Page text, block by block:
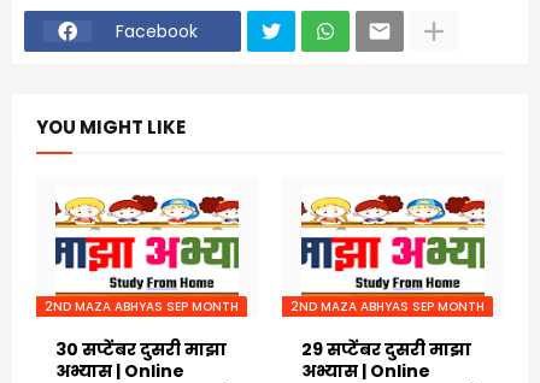
Facebook
YOU MIGHT LIKE
2ND MAZA ABHYAS SEP MONTH
30 सप्टेंबर दुसरी माझा
अभ्यास | Online
2ND MAZA ABHYAS SEP MONTH
29 सप्टेंबर दुसरी माझा
अभ्यास | Online